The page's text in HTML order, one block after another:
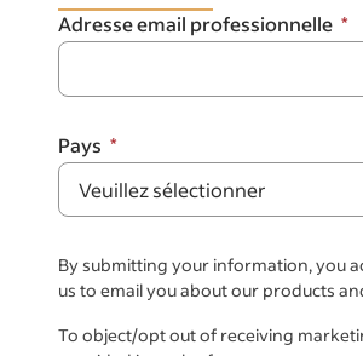
Adresse email professionnelle
Pays
By submitting your information, you
us to email you about our products
To object/opt out of receiving